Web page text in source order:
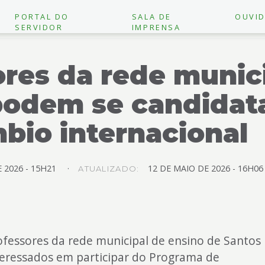
PORTAL DO
SERVIDOR
SALA DE
IMPRENSA
da rede
se
internacional
2026 - 15H21 ATUALIZADO: 12 DE MAIO DE 2026 - 16H06
da rede municipal de ensino de Santos
em participar do Programa de